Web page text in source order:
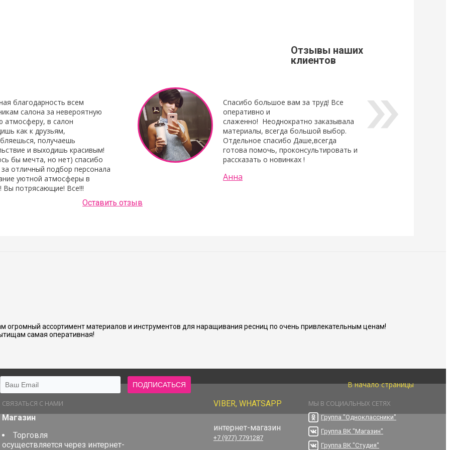
Отзывы наших
клиентов
благодарность всем
салона за невероятную
атмосферу, в салон
как к друзьям,
получаешь
и выходишь красивым!
бы мечта, но нет) спасибо
отличный подбор персонала
уютной атмосферы в
Вы потрясающие! Все!!!
Спасибо большое вам за труд! Все
оперативно и
слаженно! Неоднократно заказывала
материалы, всегда большой выбор.
Отдельное спасибо Даше,всегда
готова помочь, проконсультировать и
рассказать о новинках !
Анна
Оставить отзыв
ассортимент материалов и инструментов для наращивания ресниц по очень привлекательным ценам!
самая оперативная!
В начало страницы
СВЯЗАТЬСЯ С НАМИ
Магазин
Торговля
осуществляется через интернет-
МЫ В СОЦИАЛЬНЫХ СЕТЯХ
Группа "Одноклассники"
Группа ВК "Магазин"
Группа ВК "Студия"
VIBER, WHATSAPP
интернет-магазин
+7 (977) 7791287